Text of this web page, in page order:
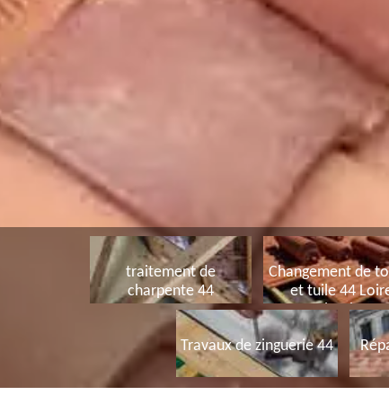
traitement de
charpente 44
Changement de
et tuile 44
Atlantique
Travaux de zinguerie 44